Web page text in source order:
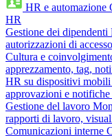
HR e automazione
HR
Gestione dei dipendenti
autorizzazioni di
Cultura e
apprezzamento, tag,
HR su dispositivi mobili
approvazioni e
Gestione del lavoro
rapporti di lavoro,
Comunicazioni interne